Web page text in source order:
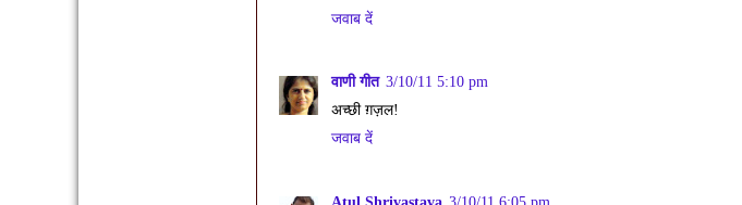
जवाब दें
वाणी गीत 3/10/11 5:10 pm
अच्छी ग़ज़ल!
जवाब दें